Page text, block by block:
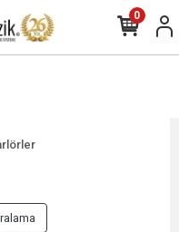
0